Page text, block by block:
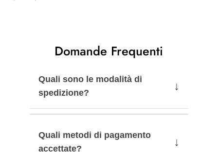
Domande Frequenti
Quali sono le modalità di
spedizione?
↓
Quali metodi di pagamento
accettate?
↓